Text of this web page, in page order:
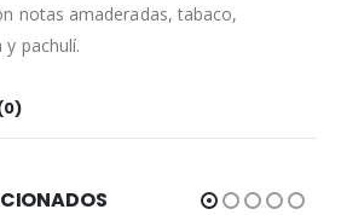
notas amaderadas, tabaco,
pachulí.